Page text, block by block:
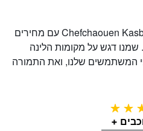
נתקלנו במלונות האלה ליד Chefchaouen Kasbah עם מחירים
שמנו דגש על מקומות הלינה
המשתמשים שלנו, ואת התמורה
4 כוכבים